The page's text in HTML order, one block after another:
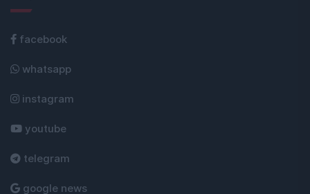
facebook
whatsapp
instagram
youtube
telegram
google news